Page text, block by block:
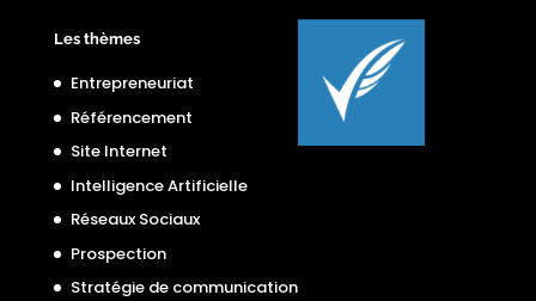
Les thèmes
Entrepreneuriat
Référencement
Site Internet
Intelligence Artificielle
Réseaux Sociaux
Prospection
Stratégie de communication